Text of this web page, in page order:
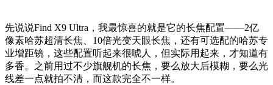
先说说Find X9 Ultra，我最惊喜的就是它的长焦配置——2亿
像素哈苏超清长焦、10倍光变天眼长焦，还有可选配的哈苏专
业增距镜，这些配置听起来很唬人，但实际用起来，才知道有
多香。之前用过不少旗舰机的长焦，要么放大后模糊，要么光
线差一点就拍不清，而这款完全不一样。